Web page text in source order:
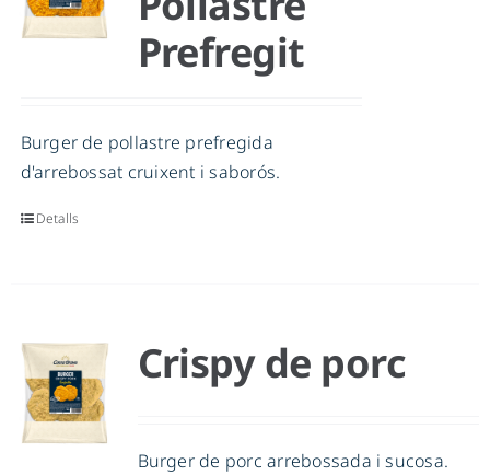
Prefregit
Burger de pollastre prefregida
d'arrebossat cruixent i saborós.
Detalls
Crispy de porc
Burger de porc arrebossada i sucosa.